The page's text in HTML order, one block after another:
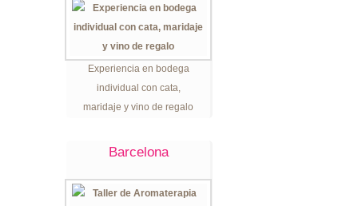
Experiencia en bodega
individual con cata,
maridaje y vino de regalo
Barcelona